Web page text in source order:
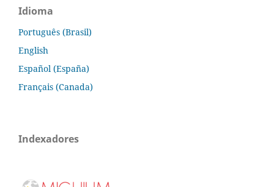
Idioma
Português (Brasil)
English
Español (España)
Français (Canada)
Indexadores